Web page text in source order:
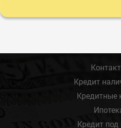
Кредит
Кредитные
Кредит под